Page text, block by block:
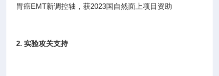
胃癌EMT新调控轴，获2023国自然面上项目资助
2. 实验攻关支持